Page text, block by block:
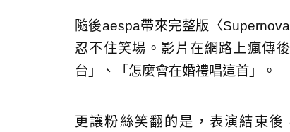
隨後aespa帶來完整版〈
忍不住笑場。影片在網路上瘋傳
台」、「怎麼會在婚禮唱這首」。
更讓粉絲笑翻的是，表演結束